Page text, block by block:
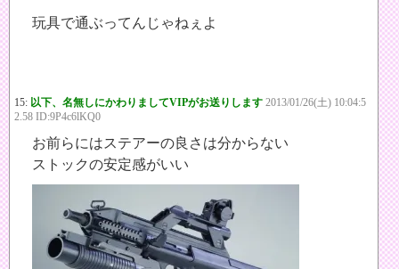
玩具で通ぶってんじゃねぇよ
15: 以下、名無しにかわりましてVIPがお送りします 2013/01/26(土) 10:04:5
2.58 ID:9P4c6lKQ0
お前らにはステアーの良さは分からない
ストックの安定感がいい